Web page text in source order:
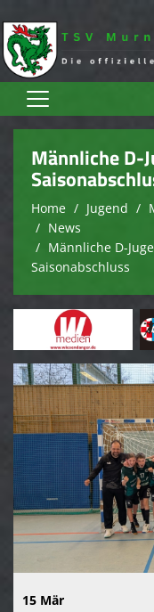
Home
Aktive
Jugend
Spielplan
Terminkalender
Sponsoren
Verein
Kontaktformular
TSV Murnau 1865 e. V.
Männliche D-
Home Jugend
News
Männliche D-
Saisonabschluss
15 Mär